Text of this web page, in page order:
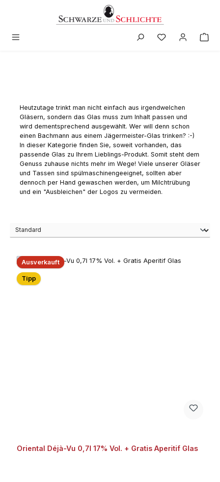
Heutzutage trinkt man nicht einfach aus irgendwelchen
Gläsern, sondern das Glas muss zum Inhalt passen und
wird dementsprechend ausgewählt. Wer will denn schon
einen Bachmann aus einem Jägermeister-Glas trinken? :-)
In dieser Kategorie finden Sie, soweit vorhanden, das
passende Glas zu Ihrem Lieblings-Produkt. Somit steht dem
Genuss zuhause nichts mehr im Wege! Viele unserer Gläser
und Tassen sind spülmaschinengeeignet, sollten aber
dennoch per Hand gewaschen werden, um Milchtrübung
und ein "Ausbleichen" der Logos zu vermeiden.
Ausverkauft
Tipp
Oriental Déjà-Vu 0,7l 17% Vol. + Gratis Aperitif Glas